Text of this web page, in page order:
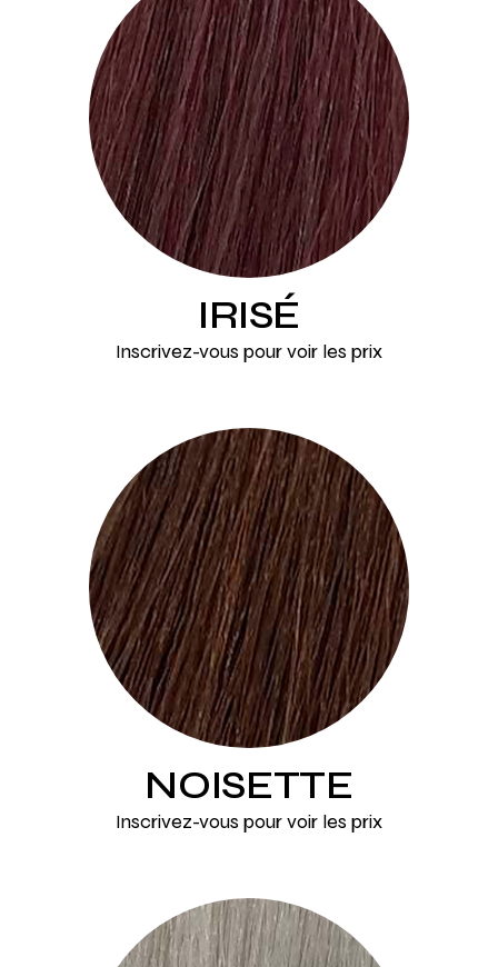
IRISÉ
Inscrivez-vous pour voir les prix
NOISETTE
Inscrivez-vous pour voir les prix